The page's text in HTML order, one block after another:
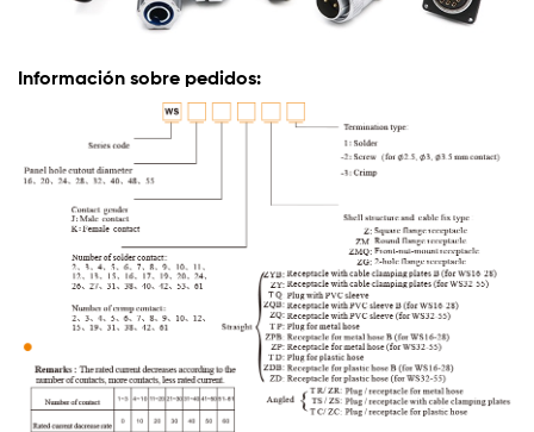
Información sobre pedidos: